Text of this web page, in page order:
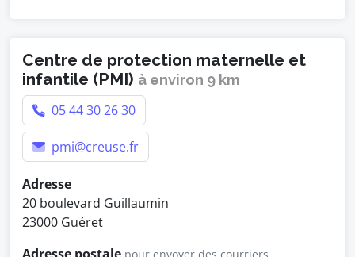
Centre de protection maternelle et
infantile (PMI) à environ 9 km
05 44 30 26 30
pmi@creuse.fr
Adresse
20 boulevard Guillaumin
23000 Guéret